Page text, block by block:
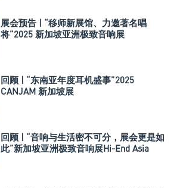
展会预告 | “移师新展馆、力邀著名唱
将”2025 新加坡亚洲极致音响展
回顾 | “东南亚年度耳机盛事”2025
CANJAM 新加坡展
回顾 | “音响与生活密不可分，展会更是如
此”新加坡亚洲极致音响展Hi-End Asia